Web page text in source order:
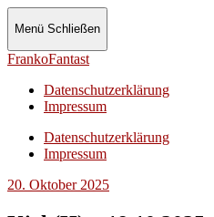
Menü Schließen
FrankoFantast
Datenschutzerklärung
Impressum
Datenschutzerklärung
Impressum
20. Oktober 2025